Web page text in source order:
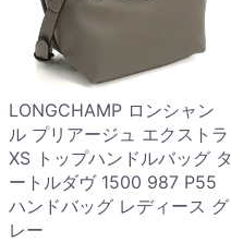
LONGCHAMP ロンシャン
ル プリアージュ エクストラ
XS トップハンドルバッグ タ
ートルダヴ 1500 987 P55
ハンドバッグ レディース グ
レー